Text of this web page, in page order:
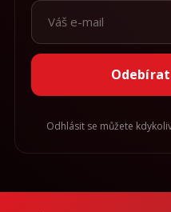
Odhlásit se můžete